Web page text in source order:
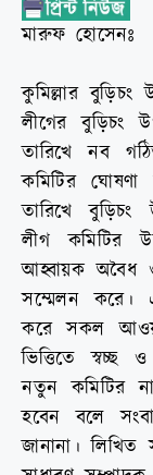
মারুফ হোসেনঃ
কুমিল্লার
লীগের বুড়িচং
তারিখে নব
কমিটির
তারিখে
লীগ কমিটির
আহ্বায়ক অবৈধ
সম্মেলন করে।
করে সকল
ভিত্তিতে স্বচ্ছ
নতুন কমিটির
হবেন বলে
জানানা।